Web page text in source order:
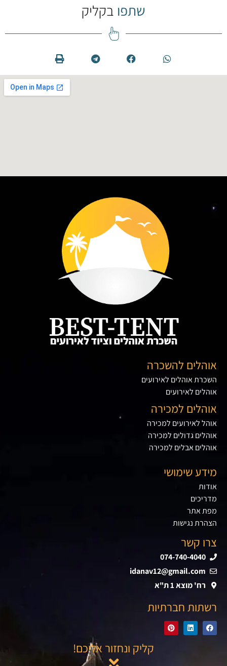
שתפו בקליק
אוהלים להשכרה
השכרת אוהלים לאירועים
אוהלים לאירועים
אוהלים למכירה
אוהל לאירועים למכירה
אוהלים גדולים למכירה
אוהלים אבלים למכירה
מידע שימושי
אודות
מדריכים
מפת אתר
הצהרת נגישות
צרו קשר
074-740-4040
idanav12@gmail.com
רח' מוצא 1 ת"א
רשתות חברתיות
קליק ונחזור אליכם!